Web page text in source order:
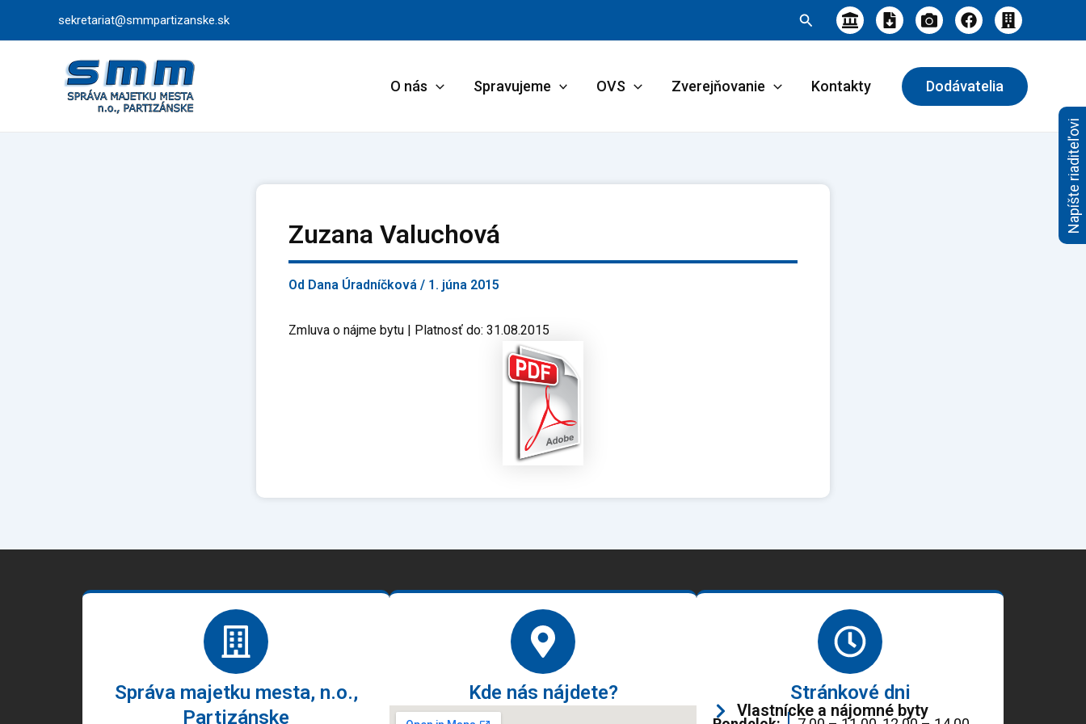
sekretariat@smmpartizanske.sk Hľadať
O nás Spravujeme OVS Zverejňovanie Kontakty Dodávatelia
Zuzana Valuchová
Od Dana Úradníčková / 1. júna 2015
Zmluva o nájme bytu | Platnosť do: 31.08.2015
Správa majetku mesta, n.o.,
Partizánske
Kde nás nájdete? Stránkové dni
Vlastnícke a nájomné byty
Napíšte riaditeľovi